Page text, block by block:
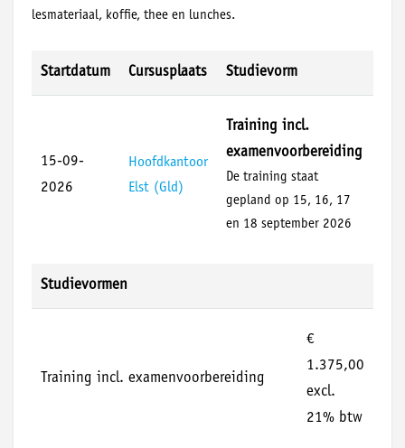
lesmateriaal, koffie, thee en lunches.
Startdatum Cursusplaats Studievorm
15-09-
2026
Hoofdkantoor
Elst (Gld)
Training incl.
examenvoorbereiding
De training staat
gepland op 15, 16, 17
en 18 september 2026
Studievormen
Training incl. examenvoorbereiding
€
1.375,00
excl.
21% btw